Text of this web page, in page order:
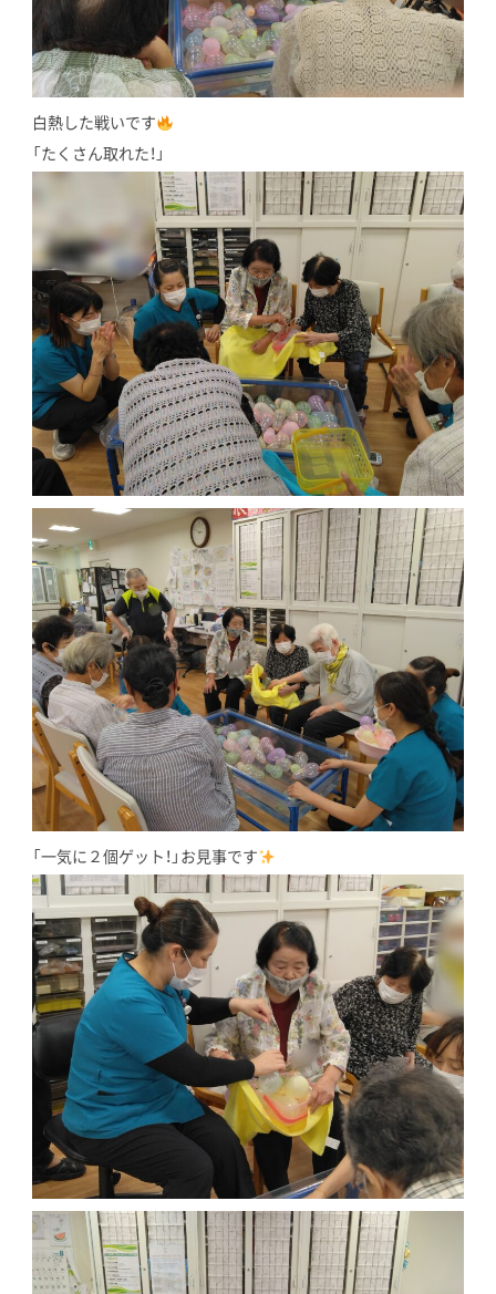
白熱した戦いです
「たくさん取れた！」
「一気に２個ゲット！」お見事です